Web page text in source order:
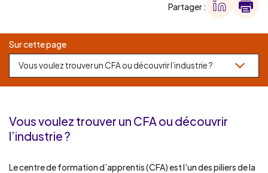
Partager :
Sur cette page
Vous voulez trouver un CFA ou découvrir
l’industrie ?
Le centre de formation d’apprentis (CFA) est l’un des piliers de la